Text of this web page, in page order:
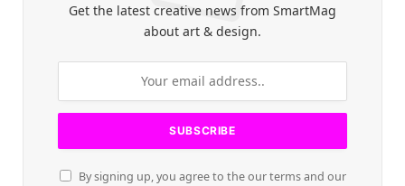
Get the latest creative news from SmartMag
about art & design.
By signing up, you agree to the our terms and our